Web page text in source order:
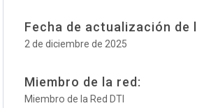
Fecha de actualización de
2 de diciembre de 2025
Miembro de la red:
Miembro de la Red DTI